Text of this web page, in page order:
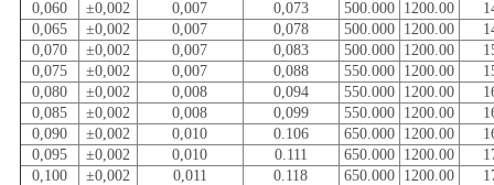
0,060 ±0,002 0,007 0,073 500.000 1200.00
0,065
±0,002 0,007 0,078 500.000 1200.00
0,070
±0,002 0,007 0,083 500.000 1200.00
0,075
±0,002 0,007 0,088 550.000 1200.00
0,080
±0,002 0,008 0,094 550.000 1200.00
0,085
±0,002 0,008 0,099 550.000 1200.00
0,090
±0,002 0,010 0.106 650.000 1200.00
0,095
±0,002 0,010 0.111 650.000 1200.00
0,100
±0,002 0,011 0.118 650.000 1200.00